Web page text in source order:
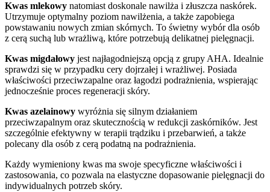
Kwas mlekowy natomiast doskonale nawilża i złuszcza naskórek.
Utrzymuje optymalny poziom nawilżenia, a także zapobiega
powstawaniu nowych zmian skórnych. To świetny wybór dla osób
z cerą suchą lub wrażliwą, które potrzebują delikatnej pielęgnacji.
Kwas migdałowy jest najłagodniejszą opcją z grupy AHA. Idealnie
sprawdzi się w przypadku cery dojrzałej i wrażliwej. Posiada
właściwości przeciwzapalne oraz łagodzi podrażnienia, wspierając
jednocześnie proces regeneracji skóry.
Kwas azelainowy wyróżnia się silnym działaniem
przeciwzapalnym oraz skutecznością w redukcji zaskórników. Jest
szczególnie efektywny w terapii trądziku i przebarwień, a także
polecany dla osób z cerą podatną na podrażnienia.
Każdy wymieniony kwas ma swoje specyficzne właściwości i
zastosowania, co pozwala na elastyczne dopasowanie pielęgnacji do
indywidualnych potrzeb skóry.